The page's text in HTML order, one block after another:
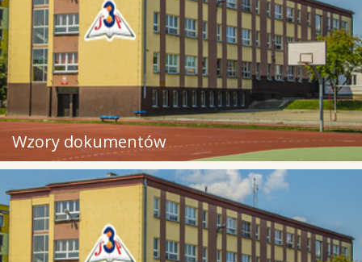
Wzory dokumentów